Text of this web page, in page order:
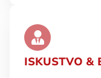
ISKUSTVO &